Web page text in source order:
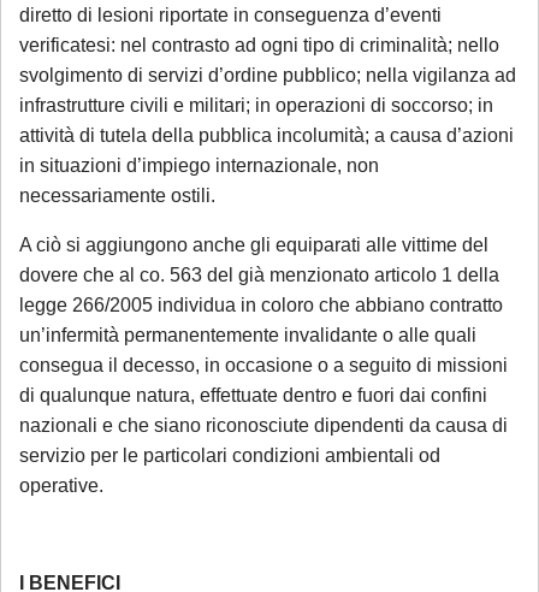
diretto di lesioni riportate in conseguenza d’eventi
verificatesi: nel contrasto ad ogni tipo di criminalità; nello
svolgimento di servizi d’ordine pubblico; nella vigilanza ad
infrastrutture civili e militari; in operazioni di soccorso; in
attività di tutela della pubblica incolumità; a causa d’azioni
in situazioni d’impiego internazionale, non
necessariamente ostili.
A ciò si aggiungono anche gli equiparati alle vittime del
dovere che al co. 563 del già menzionato articolo 1 della
legge 266/2005 individua in coloro che abbiano contratto
un’infermità permanentemente invalidante o alle quali
consegua il decesso, in occasione o a seguito di missioni
di qualunque natura, effettuate dentro e fuori dai confini
nazionali e che siano riconosciute dipendenti da causa di
servizio per le particolari condizioni ambientali od
operative.
I BENEFICI